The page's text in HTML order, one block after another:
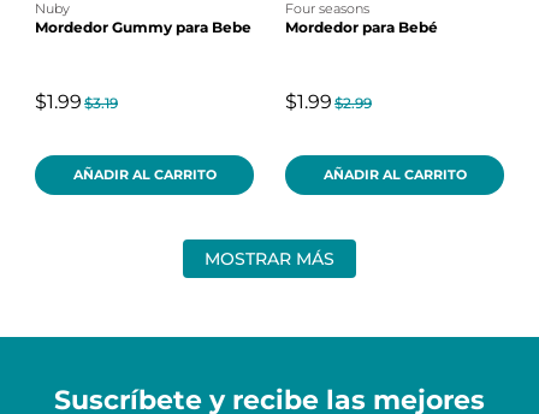
nuby
Mordedor Gummy para Bebe
$1.99 $3.19
AÑADIR AL CARRITO
four seasons
Mordedor para Bebé
$1.99 $2.99
AÑADIR AL CARRITO
MOSTRAR MÁS
Suscríbete y recibe las mejores